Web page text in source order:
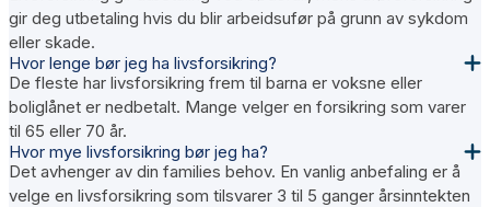
gir deg utbetaling hvis du blir arbeidsufør på grunn av sykdom
eller skade.
Hvor lenge bør jeg ha livsforsikring?
De fleste har livsforsikring frem til barna er voksne eller
boliglånet er nedbetalt. Mange velger en forsikring som varer
til 65 eller 70 år.
Hvor mye livsforsikring bør jeg ha?
Det avhenger av din families behov. En vanlig anbefaling er å
velge en livsforsikring som tilsvarer 3 til 5 ganger årsinntekten